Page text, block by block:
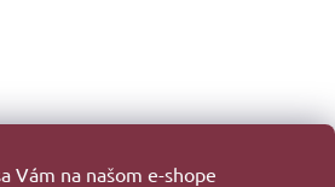
Vám na našom e-shope